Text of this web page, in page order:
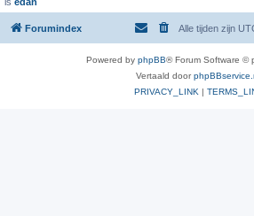
Forumindex Alle tijden zijn
Powered by phpBB® Forum Software ©
Vertaald door
PRIVACY_LINK |